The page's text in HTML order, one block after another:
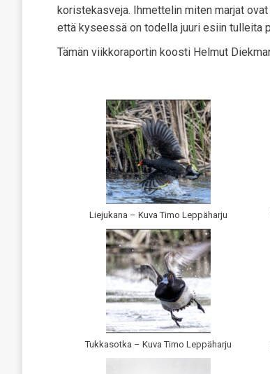
koristekasveja. Ihmettelin miten marjat
että kyseessä on todella juuri esiin tulleita
Tämän viikkoraportin koosti Helmut
Liejukana – Kuva Timo Leppäharju
Tukkasotka – Kuva Timo Leppäharju